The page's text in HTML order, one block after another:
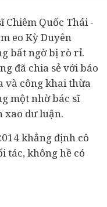
Chiêm Quốc Thái -
eo Kỳ Duyên
bất ngờ bị rò rỉ.
đã chia sẻ với báo
và công khai thừa
một nhờ bác sĩ
xao dư luận.
khẳng định cô
tác, không hề có